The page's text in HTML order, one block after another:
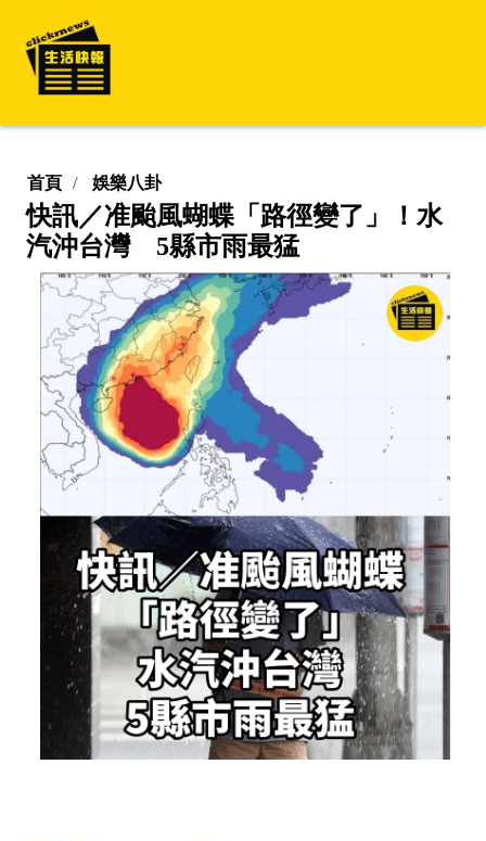
首頁 娛樂八卦
快訊／准颱風蝴蝶「路徑變了」！水
汽沖台灣 5縣市雨最猛